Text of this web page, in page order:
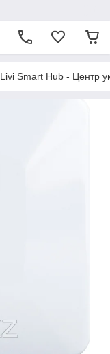
Livi Smart Hub - Центр